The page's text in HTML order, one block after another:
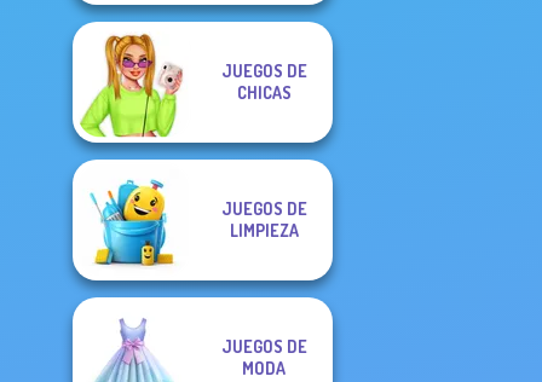
JUEGOS DE
CHICAS
JUEGOS DE
LIMPIEZA
JUEGOS DE
MODA